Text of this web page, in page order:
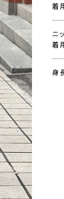
着
ニ
着
身